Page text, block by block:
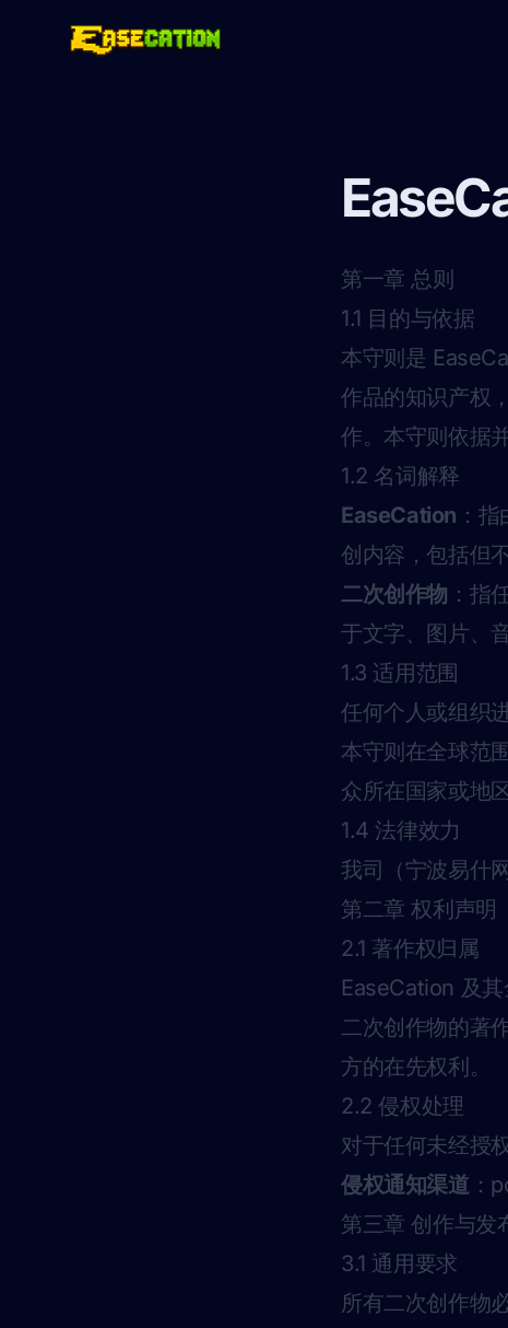
第一章 总则
1.1 目的与依据
本守则是
作品的知识产权
作。本守则依据
1.2 名词解释
EaseCation ：
创内容，包括但
二次创作物 ：指
于文字、图片、
1.3 适用范围
任何个人或组织
本守则在全球范
众所在国家或地
1.4 法律效力
我司（宁波易什
第二章 权利声明
2.1 著作权归属
EaseCation 及其
二次创作物的著
方的在先权利。
2.2 侵权处理
对于任何未经授
侵权通知渠道：
第三章 创作与发
3.1 通用要求
所有二次创作物